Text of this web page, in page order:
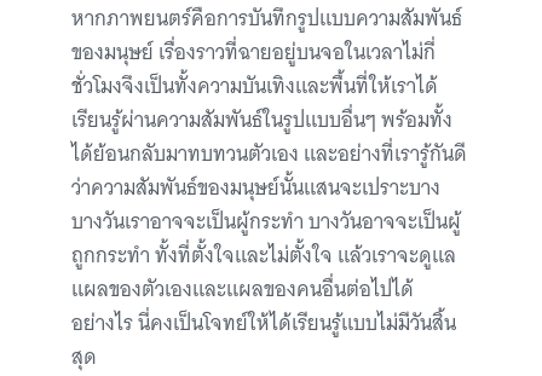
หากภาพยนตร์คือการบันทึกรูปแบบความสัมพันธ์
ของมนุษย์ เรื่องราวที่ฉายอยู่บนจอในเวลาไม่กี่
ชั่วโมงจึงเป็นทั้งความบันเทิงและพื้นที่ให้เราได้
เรียนรู้ผ่านความสัมพันธ์ในรูปแบบอื่นๆ พร้อมทั้ง
ได้ย้อนกลับมาทบทวนตัวเอง และอย่างที่เรารู้กันดี
ว่าความสัมพันธ์ของมนุษย์นั้นแสนจะเปราะบาง
บางวันเราอาจจะเป็นผู้กระทำ บางวันอาจจะเป็นผู้
ถูกกระทำ ทั้งที่ตั้งใจและไม่ตั้งใจ แล้วเราจะดูแล
แผลของตัวเองและแผลของคนอื่นต่อไปได้
อย่างไร นี่คงเป็นโจทย์ให้ได้เรียนรู้แบบไม่มีวันสิ้น
สุด